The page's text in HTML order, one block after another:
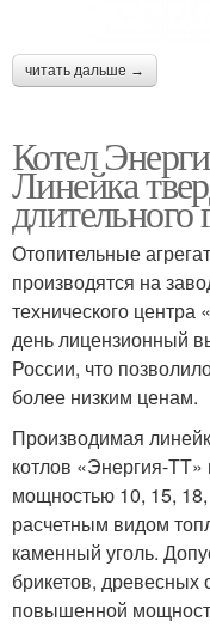
читать дальше →
Котел
Линейка
Отопительные
производятся на
технического
день лицензионный
России, что
более низким ценам.
Производимая
котлов «Энергия-
мощностью 10, 15,
расчетным видом
каменный уголь.
брикетов, древесных
повышенной